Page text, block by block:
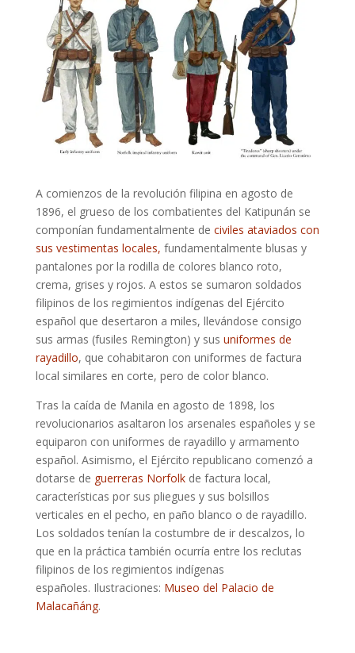
A comienzos de la revolución filipina en agosto de
1896, el grueso de los combatientes del Katipunán se
componían fundamentalmente de civiles ataviados con
sus vestimentas locales, fundamentalmente blusas y
pantalones por la rodilla de colores blanco roto,
crema, grises y rojos. A estos se sumaron soldados
filipinos de los regimientos indígenas del Ejército
español que desertaron a miles, llevándose consigo
sus armas (fusiles Remington) y sus uniformes de
rayadillo, que cohabitaron con uniformes de factura
local similares en corte, pero de color blanco.
Tras la caída de Manila en agosto de 1898, los
revolucionarios asaltaron los arsenales españoles y se
equiparon con uniformes de rayadillo y armamento
español. Asimismo, el Ejército republicano comenzó a
dotarse de guerreras Norfolkde factura local,
características por sus pliegues y sus bolsillos
verticales en el pecho, en paño blanco o de rayadillo.
Los soldados tenían la costumbre de ir descalzos, lo
que en la práctica también ocurría entre los reclutas
filipinos de los regimientos indígenas
españoles. Ilustraciones: Museo del Palacio de
Malacañáng.